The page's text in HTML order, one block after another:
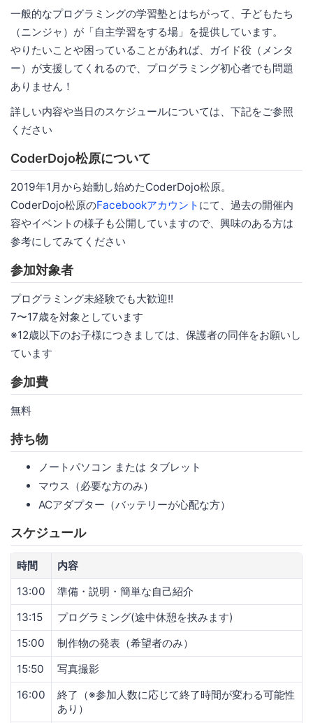
一般的なプログラミングの学習塾とはちがって、子どもたち
（ニンジャ）が「自主学習をする場」を提供しています。
やりたいことや困っていることがあれば、ガイド役（メンタ
ー）が支援してくれるので、プログラミング初心者でも問題
ありません！
詳しい内容や当日のスケジュールについては、下記をご参照
ください
CoderDojo松原について
2019年1月から始動し始めたCoderDojo松原。
CoderDojo松原のFacebookアカウント にて、過去の開催内
容やイベントの様子も公開していますので、興味のある方は
参考にしてみてください
参加対象者
プログラミング未経験でも大歓迎!!
7〜17歳を対象としています
※12歳以下のお子様につきましては、保護者の同伴をお願いし
ています
参加費
無料
持ち物
ノートパソコン または タブレット
マウス（必要な方のみ）
ACアダプター（バッテリーが心配な方）
スケジュール
時間
内容
13:00
準備・説明・簡単な自己紹介
13:15
プログラミング(途中休憩を挟みます)
15:00
制作物の発表（希望者のみ）
15:50
写真撮影
16:00
終了（※参加人数に応じて終了時間が変わる可能性
あり）